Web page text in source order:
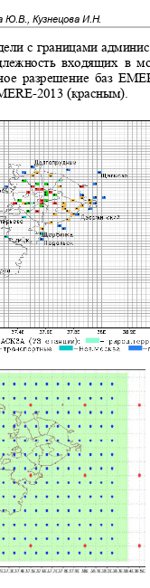
Ю.В., Кузнецова И.Н.
с границами
входящих в
разрешение баз
2013 (красным).